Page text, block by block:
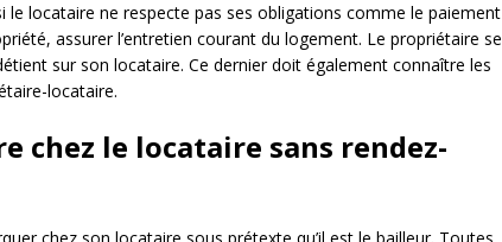
le locataire ne respecte pas ses obligations comme le paiement
assurer l’entretien courant du logement. Le propriétaire se
sur son locataire. Ce dernier doit également connaître les
locataire.
chez le locataire sans rendez-